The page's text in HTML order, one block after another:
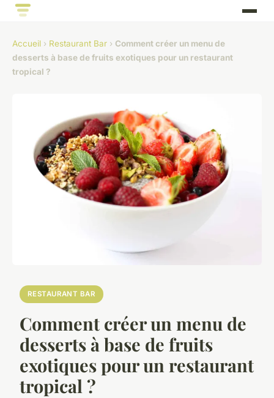
Accueil › Restaurant Bar › Comment créer un menu de
desserts à base de fruits exotiques pour un restaurant
tropical ?
RESTAURANT BAR
Comment créer un menu de
desserts à base de fruits
exotiques pour un restaurant
tropical ?